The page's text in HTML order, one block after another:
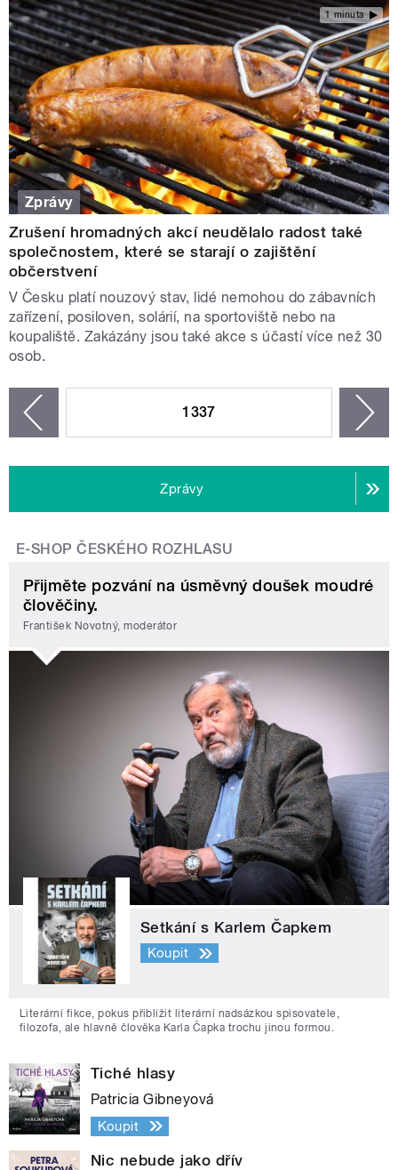
1 minuta
Zprávy
Zrušení hromadných akcí neudělalo radost také
společnostem, které se starají o zajištění
občerstvení
V Česku platí nouzový stav, lidé nemohou do zábavních
zařízení, posiloven, solárií, na sportoviště nebo na
koupaliště. Zakázány jsou také akce s účastí více než 30
osob.
1337
Zprávy
E-SHOP ČESKÉHO ROZHLASU
Přijměte pozvání na úsměvný doušek moudré
člověčiny.
František Novotný, moderátor
Setkání s Karlem Čapkem
Koupit
Literární fikce, pokus přiblížit literární nadsázkou spisovatele,
filozofa, ale hlavně člověka Karla Čapka trochu jinou formou.
Tiché hlasy
Patricia Gibneyová
Koupit
Nic nebude jako dřív